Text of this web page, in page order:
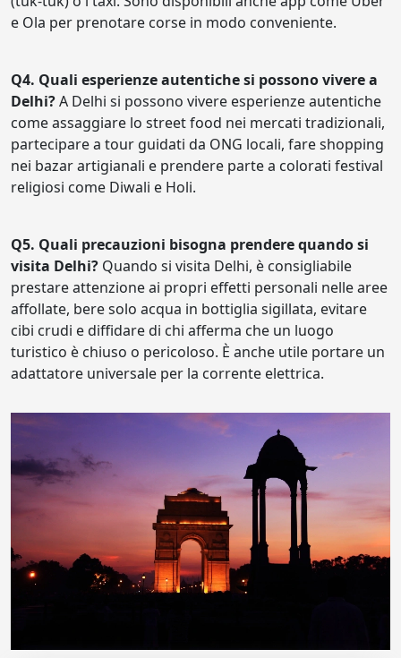
e Ola per prenotare corse in modo conveniente.
Q4. Quali esperienze autentiche si possono vivere a
Delhi?A Delhi si possono vivere esperienze autentiche
come assaggiare lo street food nei mercati tradizionali,
partecipare a tour guidati da ONG locali, fare shopping
nei bazar artigianali e prendere parte a colorati festival
religiosi come Diwali e Holi.
Q5. Quali precauzioni bisogna prendere quando si
visita Delhi? Quando si visita Delhi, è consigliabile
prestare attenzione ai propri effetti personali nelle aree
affollate, bere solo acqua in bottiglia sigillata, evitare
cibi crudi e diffidare di chi afferma che un luogo
turistico è chiuso o pericoloso. È anche utile portare un
adattatore universale per la corrente elettrica.